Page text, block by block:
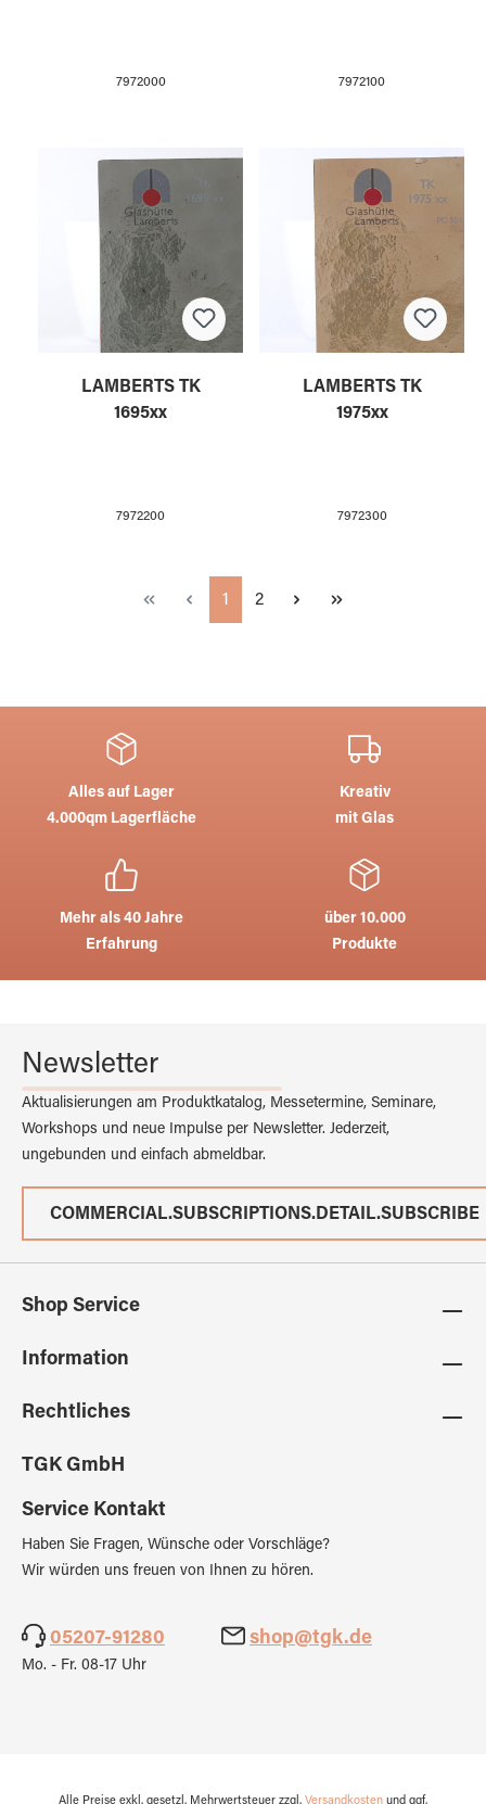
7972000 7972100
LAMBERTS TK
1695xx
7972200
LAMBERTS TK
1975xx
7972300
Seite
1 Seite
2
Alles auf Lager
4.000qm Lagerfläche
Kreativ
mit Glas
Mehr als 40 Jahre
Erfahrung
über 10.000
Produkte
Newsletter
Aktualisierungen am Produktkatalog, Messetermine, Seminare,
Workshops und neue Impulse per Newsletter. Jederzeit,
ungebunden und einfach abmeldbar.
COMMERCIAL.SUBSCRIPTIONS.DETAIL.SUBSCRIBE
Shop Service
Information
Rechtliches
TGK GmbH
Service Kontakt
Haben Sie Fragen, Wünsche oder Vorschläge?
Wir würden uns freuen von Ihnen zu hören.
05207-91280 shop@tgk.de
Mo. - Fr. 08-17 Uhr